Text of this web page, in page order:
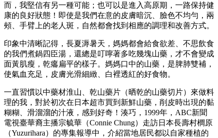
而，我堅信有另一種可能；也可以是進入高原期，一路保持健
康的良好狀態！即使是我們在意的皮膚暗沉、臉色不均勻，兩
頰、手臂上的老人斑，自然都會找到相應的調理和改善方式。
印象中清晰記得，長夏溽暑天，媽媽都會給食欲差、不思飲食
的我們煮鍋四臣湯，還總是叮嚀著多吃幾塊山藥，才不會變成
面黃肌瘦，乾癟扁平的樣子。媽媽口中的山藥，是脾肺雙補，
使氣血充足，皮膚光滑細緻、白裡透紅的好食物。
一直習慣以中藥材淮山、乾山藥片（晒乾的山藥切片）來做料
理的我，對於初次在日本超市買到新鮮山藥，削皮時出現的黏
糊糊、滑溜溜的汁液，感到好奇！湊巧，1999年，ABC新聞
電視臺華裔主播宗毓華（Connie Chung）走訪日本長壽村櫚原
（Yuzurihara）的專集報導中，介紹當地居民都以自家種植的